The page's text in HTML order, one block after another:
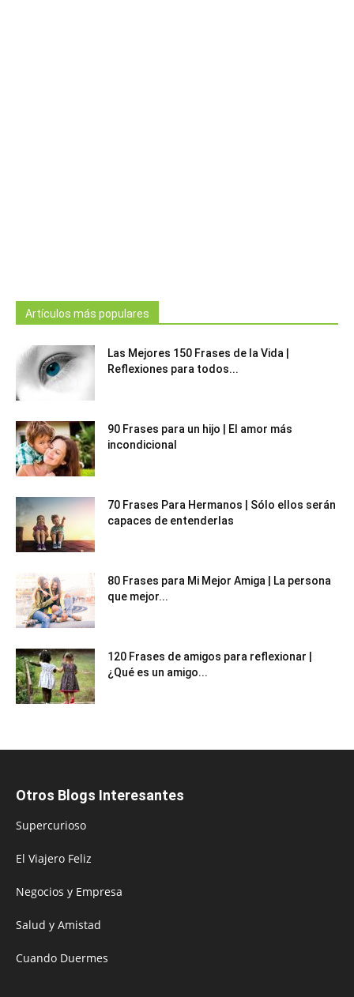
Artículos más populares
Las Mejores 150 Frases de la Vida |
Reflexiones para todos...
90 Frases para un hijo | El amor más
incondicional
70 Frases Para Hermanos | Sólo ellos serán
capaces de entenderlas
80 Frases para Mi Mejor Amiga | La persona
que mejor...
120 Frases de amigos para reflexionar |
¿Qué es un amigo...
Otros Blogs Interesantes
Supercurioso
El Viajero Feliz
Negocios y Empresa
Salud y Amistad
Cuando Duermes